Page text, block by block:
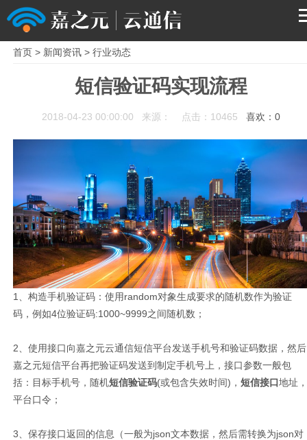
解决方案
服务支持
关于我们
首页> 新闻资讯> 行业动态
短信验证码实现流程
2018-04-23 00:00:00 来源： 点击：10465喜欢：0
1、构造手机验证码：使用random对象生成要求的随机数作为验证
码，例如4位验证码:1000~9999之间随机数；
2、使用接口向嘉之元云通信短信平台发送手机号和验证码数据，然后
嘉之元短信平台再把验证码发送到制定手机号上，接口参数一般包
括：目标手机号，随机短信验证码(或包含失效时间)， 短信接口地址，
平台口令；
3、保存接口返回的信息（一般为json文本数据，然后需转换为json对